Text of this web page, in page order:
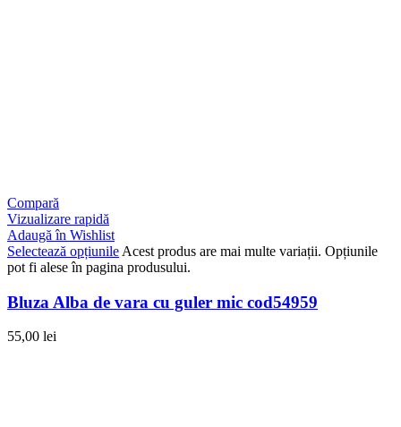
Compară
Vizualizare rapidă
Adaugă în Wishlist
Selectează opțiunile Acest produs are mai multe variații. Opțiunile
pot fi alese în pagina produsului.
Bluza Alba de vara cu guler mic cod54959
55,00 lei